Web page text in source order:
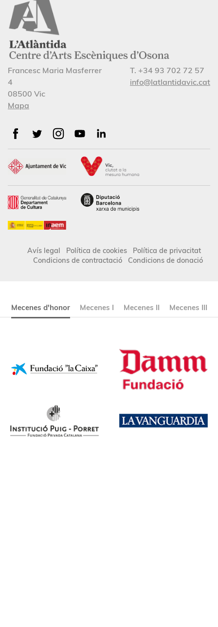
Francesc Maria Masferrer
4
08500 Vic
Mapa
T. +34 93 702 72 57
info@latlantidavic.cat
Avís legal Política de cookies
Política de privacitat
Condicions de contractació
Condicions de donació
Mecenes d'honor Mecenes I Mecenes II Mecenes III